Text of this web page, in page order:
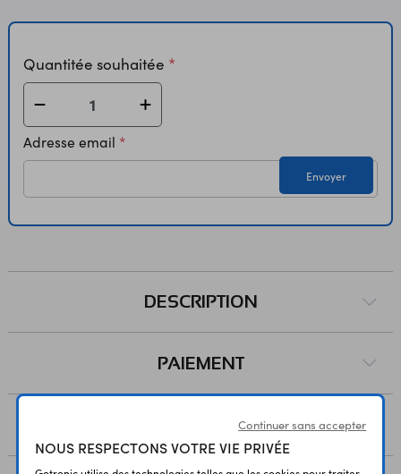
Quantitée souhaitée
Adresse email
Envoyer
DESCRIPTION
PAIEMENT
LIVRAISONContinuer sans accepter
NOUS RESPECTONS VOTRE VIE PRIVÉE